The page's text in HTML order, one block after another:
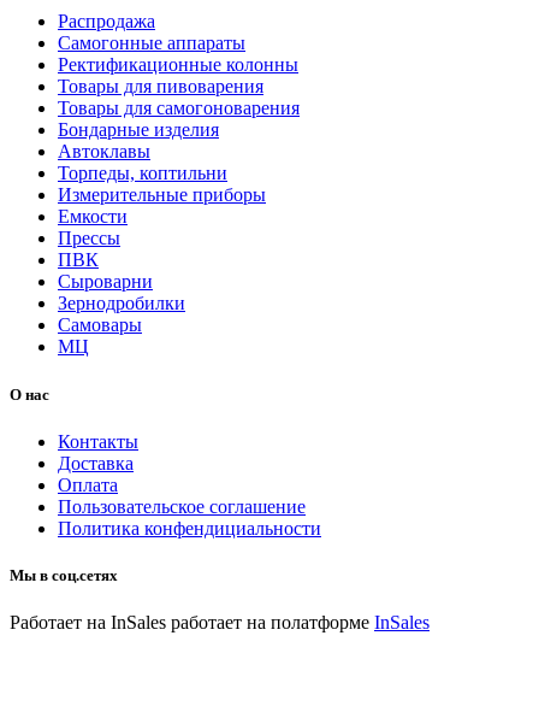
Распродажа
Самогонные аппараты
Ректификационные колонны
Товары для пивоварения
Товары для самогоноварения
Бондарные изделия
Автоклавы
Торпеды, коптильни
Измерительные приборы
Емкости
Прессы
ПВК
Сыроварни
Зернодробилки
Самовары
МЦ
О нас
Контакты
Доставка
Оплата
Пользовательское соглашение
Политика конфендициальности
Мы в соц.сетях
Работает на InSales работает на полатформе InSales